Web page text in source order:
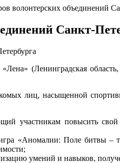
волонтерских объединений
Санкт-
«Лена» (Ленинградская
лиц, насыщенной
участникам повысить
«Аномалии: Поле битвы –
умений и навыков,